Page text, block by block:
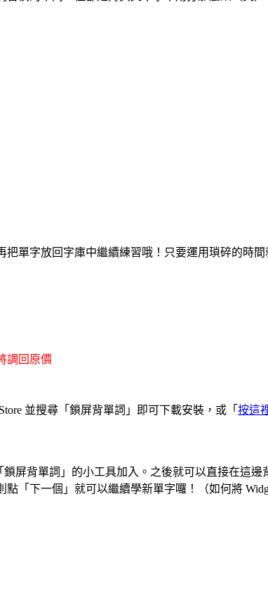
單字放回字庫中繼續練習哦！只要運用瑣碎的時
調回原價
並搜尋「鎖屏背單詞」即可下載安裝，或「 按這
屏背單詞」的小工具加入。之後就可以直接在這
「下一個」就可以繼續學新單字囉！（如何將